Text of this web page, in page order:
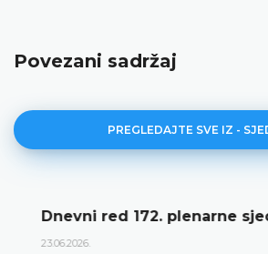
Povezani sadržaj
PREGLEDAJTE SVE IZ -
Dnevni red 172. plenarne
23.06.2026.